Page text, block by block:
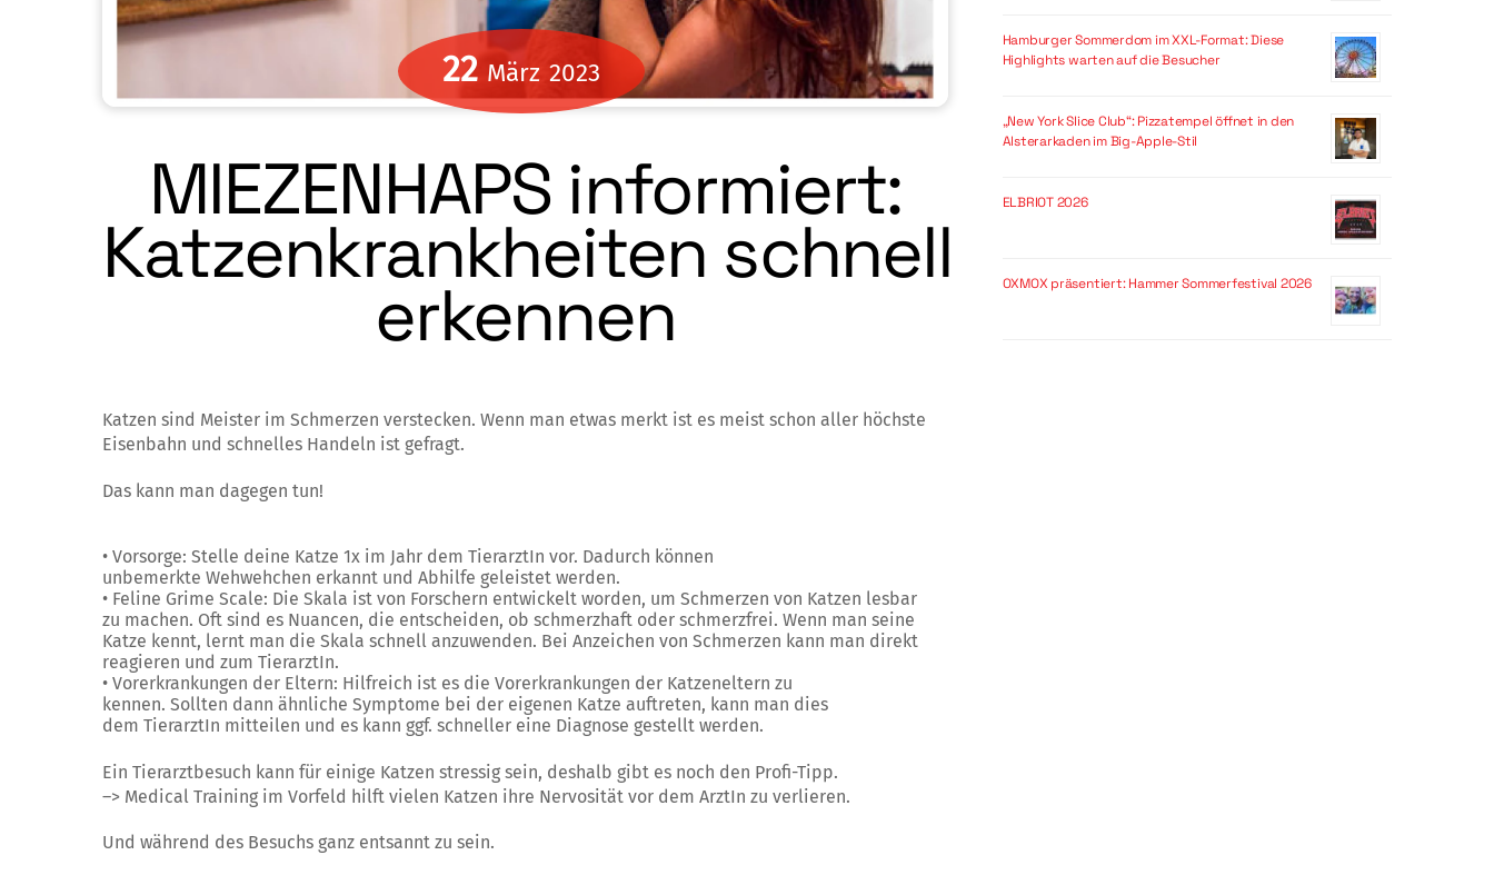
22 März 2023
MIEZENHAPS informiert:
Katzenkrankheiten schnell
erkennen
Katzen sind Meister im Schmerzen verstecken. Wenn man etwas merkt ist es meist schon aller höchste
Eisenbahn und schnelles Handeln ist gefragt.
Das kann man dagegen tun!
• Vorsorge: Stelle deine Katze 1x im Jahr dem TierarztIn vor. Dadurch können
unbemerkte Wehwehchen erkannt und Abhilfe geleistet werden.
• Feline Grime Scale: Die Skala ist von Forschern entwickelt worden, um Schmerzen von Katzen lesbar
zu machen. Oft sind es Nuancen, die entscheiden, ob schmerzhaft oder schmerzfrei. Wenn man seine
Katze kennt, lernt man die Skala schnell anzuwenden. Bei Anzeichen von Schmerzen kann man direkt
reagieren und zum TierarztIn.
• Vorerkrankungen der Eltern: Hilfreich ist es die Vorerkrankungen der Katzeneltern zu
kennen. Sollten dann ähnliche Symptome bei der eigenen Katze auftreten, kann man dies
dem TierarztIn mitteilen und es kann ggf. schneller eine Diagnose gestellt werden.
Ein Tierarztbesuch kann für einige Katzen stressig sein, deshalb gibt es noch den Profi-Tipp.
–> Medical Training im Vorfeld hilft vielen Katzen ihre Nervosität vor dem ArztIn zu verlieren.
Und während des Besuchs ganz entsannt zu sein.
Hamburger Sommerdom im XXL-Format: Diese
Highlights warten auf die Besucher
„New York Slice Club“: Pizzatempel öffnet in den
Alsterarkaden im Big-Apple-Stil
ELBRIOT 2026
OXMOX präsentiert: Hammer Sommerfestival 2026